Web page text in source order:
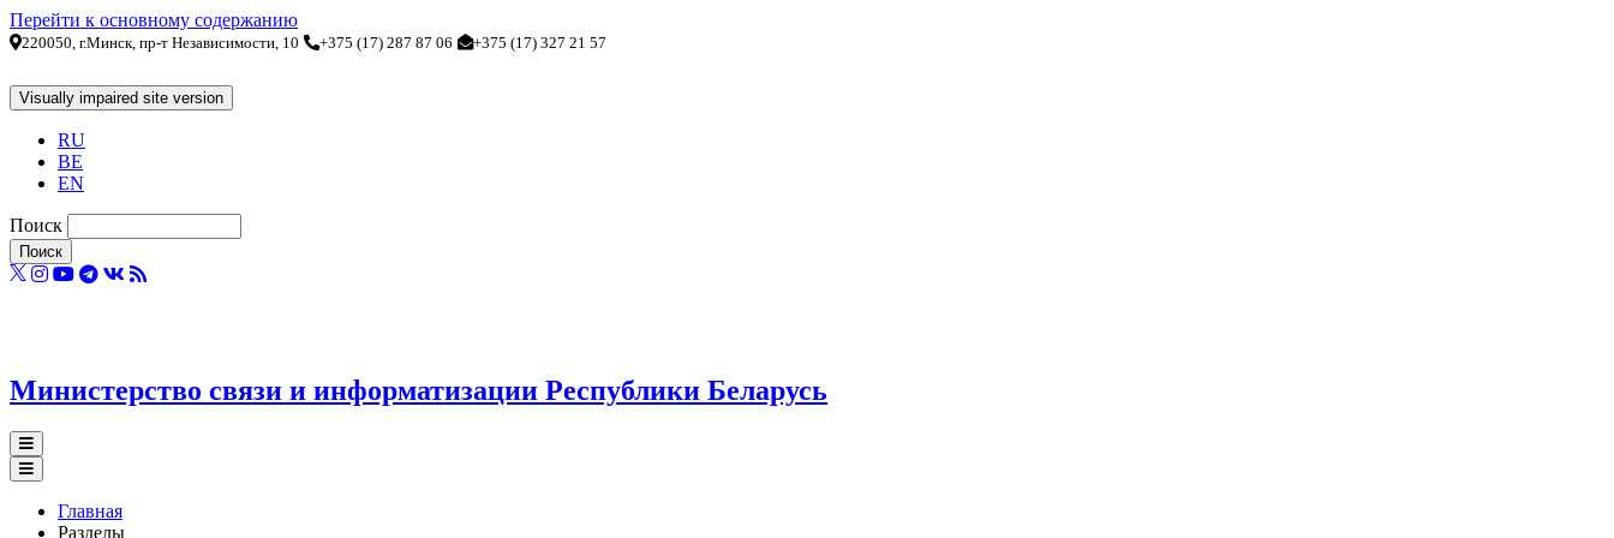
Перейти к основному содержанию
220050, г.Минск, пр-т Независимости, 10 +375 (17) 287 87 06 +375 (17) 327 21 57
RU
BE
EN
Поиск
Министерство связи и информатизации Республики Беларусь
Главная
Разделы